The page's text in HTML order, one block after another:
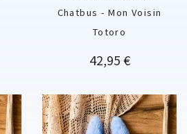
Chatbus - Mon Voisin
Totoro
Prix
42,95 €